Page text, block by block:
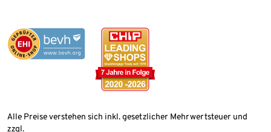
Alle Preise verstehen sich inkl. gesetzlicher Mehrwertsteuer und
zzgl.